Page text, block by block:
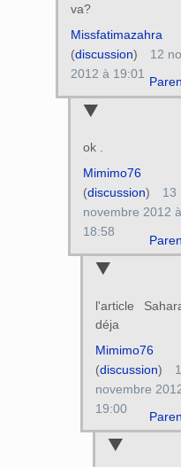
va?
Missfatimazahra
(discussion)
12
2012 à 19:01
ok .
Mimimo76
(discussion)
13
novembre 2012 à
18:58
l'article
déja
Mimimo76
(discussion)
novembre
19:00